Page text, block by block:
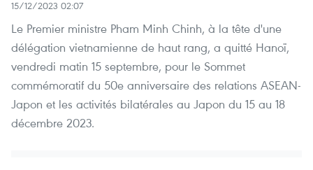
15/12/2023 02:07
Le Premier ministre Pham Minh Chinh, à la tête d'une
délégation vietnamienne de haut rang, a quitté Hanoï,
vendredi matin 15 septembre, pour le Sommet
commémoratif du 50e anniversaire des relations ASEAN-
Japon et les activités bilatérales au Japon du 15 au 18
décembre 2023.